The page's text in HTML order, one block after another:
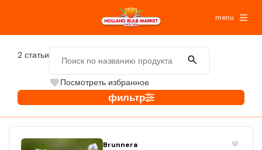
menu
2 статьи
Посмотреть избранное
фильтр
Brunnera